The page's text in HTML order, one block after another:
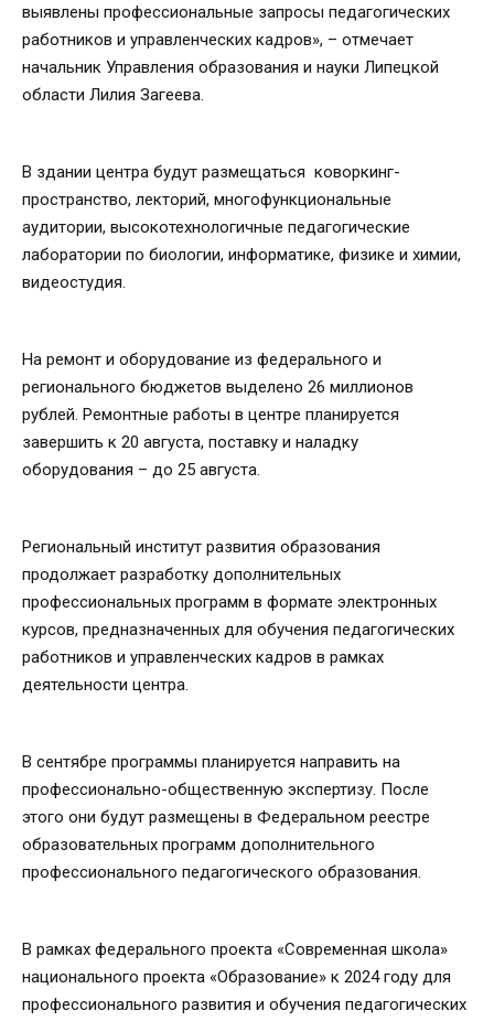
выявлены профессиональные запросы педагогических
работников и управленческих кадров», – отмечает
начальник Управления образования и науки Липецкой
области Лилия Загеева.
В здании центра будут размещаться коворкинг-
пространство, лекторий, многофункциональные
аудитории, высокотехнологичные педагогические
лаборатории по биологии, информатике, физике и химии,
видеостудия.
На ремонт и оборудование из федерального и
регионального бюджетов выделено 26 миллионов
рублей. Ремонтные работы в центре планируется
завершить к 20 августа, поставку и наладку
оборудования – до 25 августа.
Региональный институт развития образования
продолжает разработку дополнительных
профессиональных программ в формате электронных
курсов, предназначенных для обучения педагогических
работников и управленческих кадров в рамках
деятельности центра.
В сентябре программы планируется направить на
профессионально-общественную экспертизу. После
этого они будут размещены в Федеральном реестре
образовательных программ дополнительного
профессионального педагогического образования.
В рамках федерального проекта «Современная школа»
национального проекта «Образование» к 2024 году для
профессионального развития и обучения педагогических